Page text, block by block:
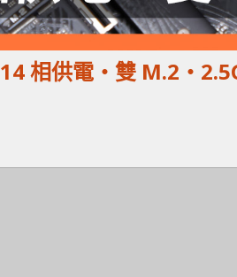
相供電‧雙